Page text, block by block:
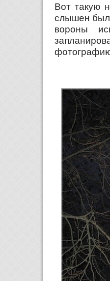
Вот такую
слышен был
вороны